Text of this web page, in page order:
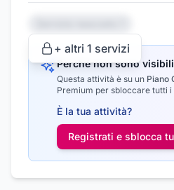
+ altri 1 servizi
Perché non sono
Questa attività è su un Piano
Premium per sbloccare tutti
È la tua attività?
Registrati e sblocca